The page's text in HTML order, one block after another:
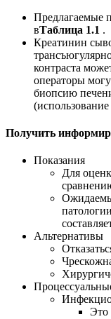
Предлагаемые
вТаблица 1.1 .
Креатинин
контраста
операторы
биопсию
(использование
Получить
Показания
Для
Альтернативы
Это